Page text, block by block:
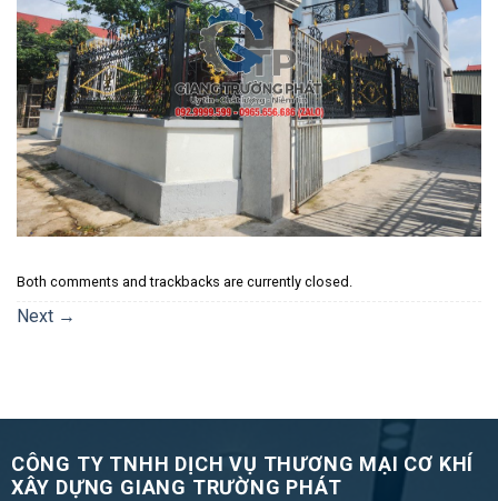
Both comments and trackbacks are currently closed.
Next →
CÔNG TY TNHH DỊCH VỤ THƯƠNG MẠI CƠ KHÍ
XÂY DỰNG GIANG TRƯỜNG PHÁT